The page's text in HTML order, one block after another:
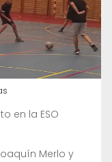
en la ESO
Merlo y